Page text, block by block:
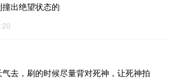
出绝望状态的
去，刷的时候尽量背对死神，让死神拍